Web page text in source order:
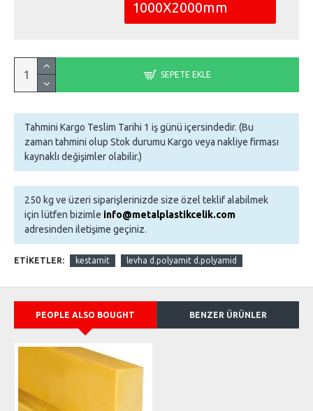
SEPETE EKLE
1000X2000mm
Tahmini Kargo Teslim Tarihi 1 iş günü içersindedir. (Bu
zaman tahmini olup Stok durumu Kargo veya nakliye firması
kaynaklı değişimler olabilir.)
250 kg ve üzeri siparişlerinizde size özel teklif alabilmek
için lütfen bizimle info@metalplastikcelik.com
adresinden iletişime geçiniz.
ETIKETLER: kestamit levha d.polyamit d.polyamid
PEOPLE ALSO BOUGHT BENZER ÜRÜNLER